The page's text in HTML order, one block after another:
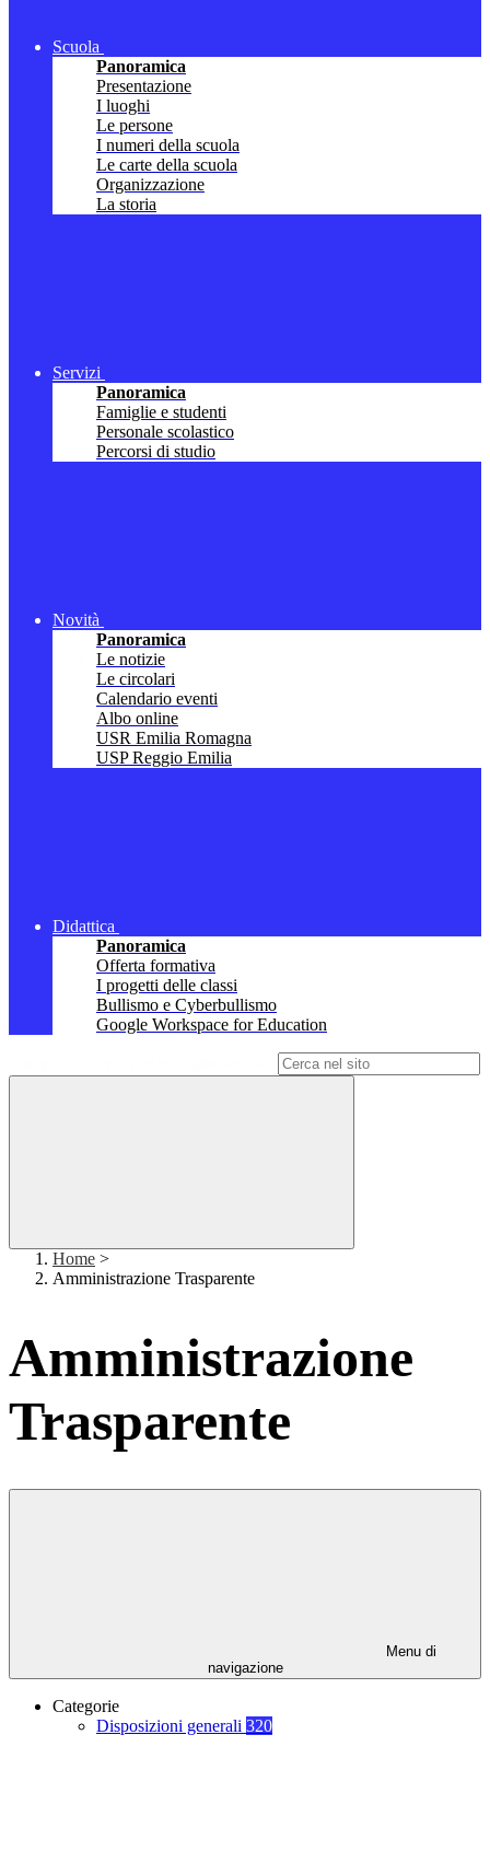
Scuola
Panoramica
Presentazione
I luoghi
Le persone
I numeri della scuola
Le carte della scuola
Organizzazione
La storia
Servizi
Panoramica
Famiglie e studenti
Personale scolastico
Percorsi di studio
Novità
Panoramica
Le notizie
Le circolari
Calendario eventi
Albo online
USR Emilia Romagna
USP Reggio Emilia
Didattica
Panoramica
Offerta formativa
I progetti delle classi
Bullismo e Cyberbullismo
Google Workspace for Education
Home >
Amministrazione Trasparente
Amministrazione
Trasparente
Menu di
navigazione
Categorie
Disposizioni generali 320